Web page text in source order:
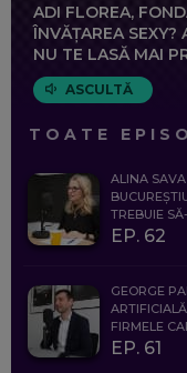
ADI FLOREA,
ÎNVĂȚAREA SEXY?
NU TE LASĂ MAI
ASCULTĂ
TOATE
ALINA
TREBUIE
EP. 62
GEORGE
FIRMELE
EP. 61